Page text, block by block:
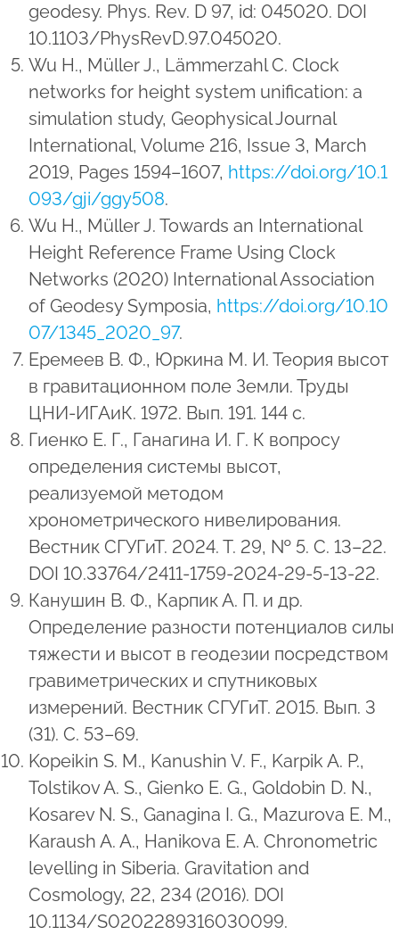
geodesy. Phys. Rev. D 97, id: 045020. DOI
10.1103/PhysRevD.97.045020.
Wu H., Müller J., Lämmerzahl C. Clock
networks for height system unification: a
simulation study, Geophysical Journal
International, Volume 216, Issue 3, March
2019, Pages 1594–1607, https://doi.org/10.1
093/gji/ggy508.
Wu H., Müller J. Towards an International
Height Reference Frame Using Clock
Networks (2020) International Association
of Geodesy Symposia, https://doi.org/10.10
07/1345_2020_97.
Еремеев В. Ф., Юркина М. И. Теория высот
в гравитационном поле Земли. Труды
ЦНИ-ИГАиК. 1972. Вып. 191. 144 с.
Гиенко Е. Г., Ганагина И. Г. К вопросу
определения системы высот,
реализуемой методом
хронометрического нивелирования.
Вестник СГУГиТ. 2024. Т. 29, № 5. С. 13–22.
DOI 10.33764/2411-1759-2024-29-5-13-22.
Канушин В. Ф., Карпик А. П. и др.
Определение разности потенциалов силы
тяжести и высот в геодезии посредством
гравиметрических и спутниковых
измерений. Вестник СГУГиТ. 2015. Вып. 3
(31). C. 53–69.
Kopeikin S. M., Kanushin V. F., Karpik A. P.,
Tolstikov A. S., Gienko E. G., Goldobin D. N.,
Kosarev N. S., Ganagina I. G., Mazurova E. M.,
Karaush A. A., Hanikova E. A. Chronometric
levelling in Siberia. Gravitation and
Cosmology, 22, 234 (2016). DOI
10.1134/S0202289316030099.